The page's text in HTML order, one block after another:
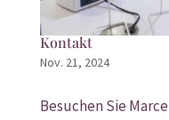
Kontakt
Nov. 21, 2024
Besuchen Sie